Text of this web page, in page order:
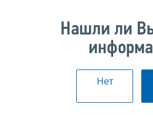
Нашли ли
Нет